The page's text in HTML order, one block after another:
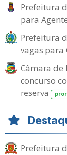
Prefeitura
para
Prefeitura
vagas para
Câmara de
concurso
reserva
Prefeitura